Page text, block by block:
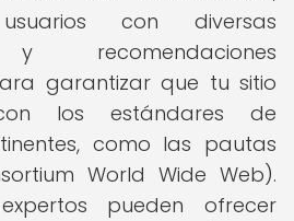
con diversas
recomendaciones
garantizar que tu sitio
los estándares de
como las pautas
World Wide Web).
pueden ofrecer